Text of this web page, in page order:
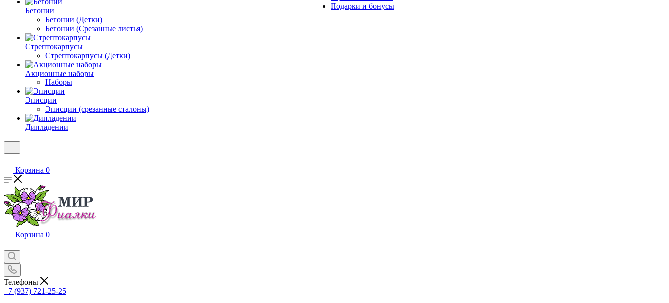
Бегонии
Бегонии (Детки)
Бегонии (Срезанные листья)
Стрептокарпусы
Стрептокарпусы (Детки)
Акционные наборы
Наборы
Эписции
Эписции (срезанные сталоны)
Дипладении
Подарки и бонусы
Корзина 0
Корзина 0
Телефоны
+7 (937) 721-25-25